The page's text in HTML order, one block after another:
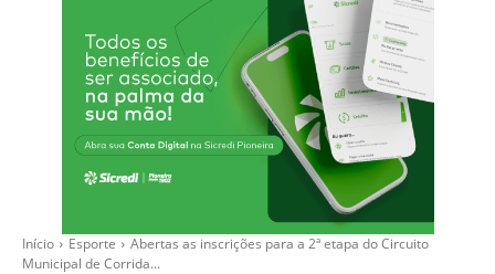
Início Esporte
Abertas as inscrições para a 2ª etapa do Circuito
Municipal de Corrida...